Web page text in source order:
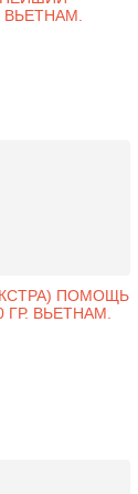
ПОМОЩЬ
ВЬЕТНАМ.